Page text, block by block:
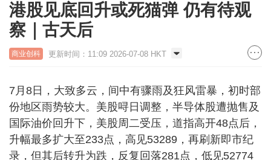
港股见底回升或死猫弹 仍有待观
察｜古天后
商业创科 更新时间：11:09 2026-07-08 HKT
7月8日，大致多云，间中有骤雨及狂风雷暴，初时部
份地区雨势较大。美股㖊日调整，半导体股遭抛售及
国际油价回升下，美股周二受压，道指高开48点后，
升幅最多扩大至233点，高见53289，再刷新即市纪
录，但其后转升为跌，反复回落281点，低见52774